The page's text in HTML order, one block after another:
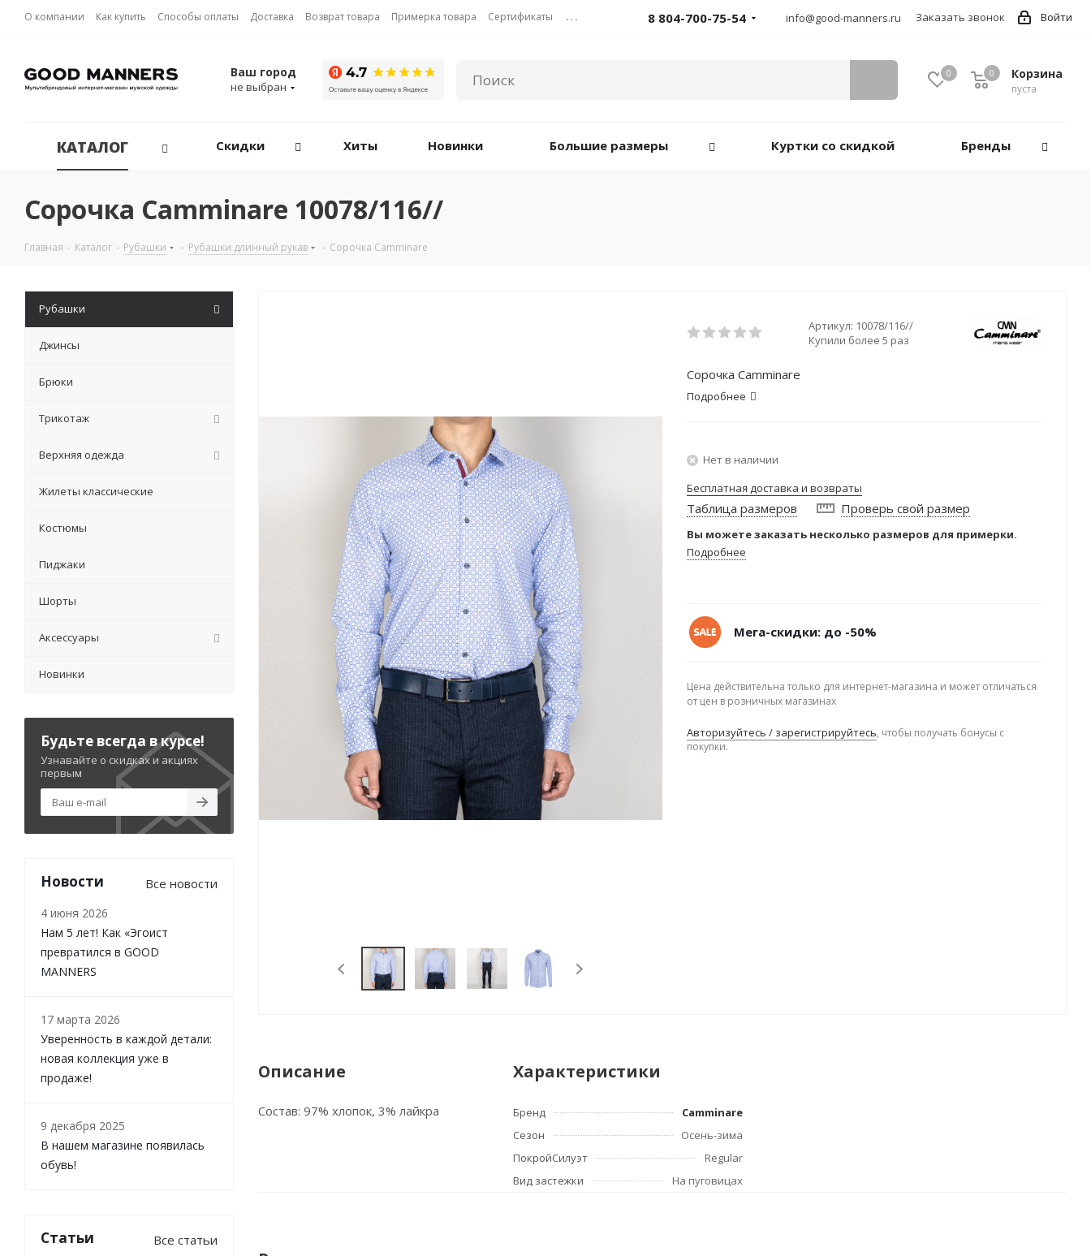
О компании Как купить Способы оплаты Доставка Возврат товара Примерка товара Сертификаты ... Войти
8 804-700-75-54 info@good-manners.ru Заказать звонок
Ваш город
не выбран
0 Корзина
пуста
0
КАТАЛОГ Скидки Хиты Новинки Большие размеры Куртки со скидкой Бренды
Сорочка Camminare 10078/116//
Главная - Каталог - Рубашки - Рубашки длинный рукав - Сорочка Camminare
Артикул: 10078/116//
Купили более 5 раз
Сорочка Camminare
Подробнее
Нет в наличии
Бесплатная доставка и возвраты
Таблица размеров Проверь свой размер
Вы можете заказать несколько размеров для примерки.
Подробнее
Мега-скидки: до -50%
Цена действительна только для интернет-магазина и может отличаться
от цен в розничных магазинах
Авторизуйтесь / зарегистрируйтесь, чтобы получать бонусы с
покупки.
Описание
Состав: 97% хлопок, 3% лайкра
Характеристики
Бренд
Camminare
Сезон
Осень-зима
ПокройСилуэт
Regular
Вид застежки
На пуговицах
Рубашки
Джинсы
Брюки
Трикотаж
Верхняя одежда
Жилеты классические
Костюмы
Пиджаки
Шорты
Аксессуары
Новинки
Будьте всегда в курсе!
Узнавайте о скидках и акциях
первым
Новости Все новости
4 июня 2026
Нам 5 лет! Как «Эгоист
превратился в GOOD
MANNERS
17 марта 2026
Уверенность в каждой детали:
новая коллекция уже в
продаже!
9 декабря 2025
В нашем магазине появилась
обувь!
Статьи Все статьи